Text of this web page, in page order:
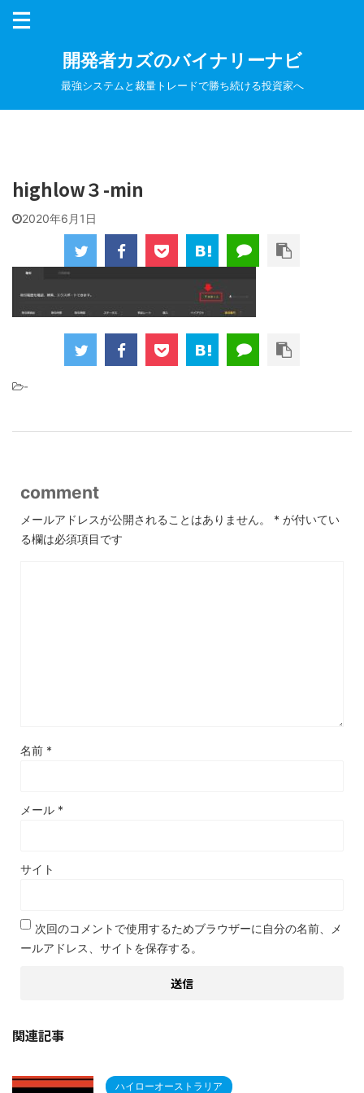
開発者カズのバイナリーナビ
最強システムと裁量トレードで勝ち続ける投資家へ
highlow３-min
2020年6月1日
-
comment
メールアドレスが公開されることはありません。 * が付いてい
る欄は必須項目です
名前 *
メール *
サイト
次回のコメントで使用するためブラウザーに自分の名前、メ
ールアドレス、サイトを保存する。
関連記事
ハイローオーストラリア